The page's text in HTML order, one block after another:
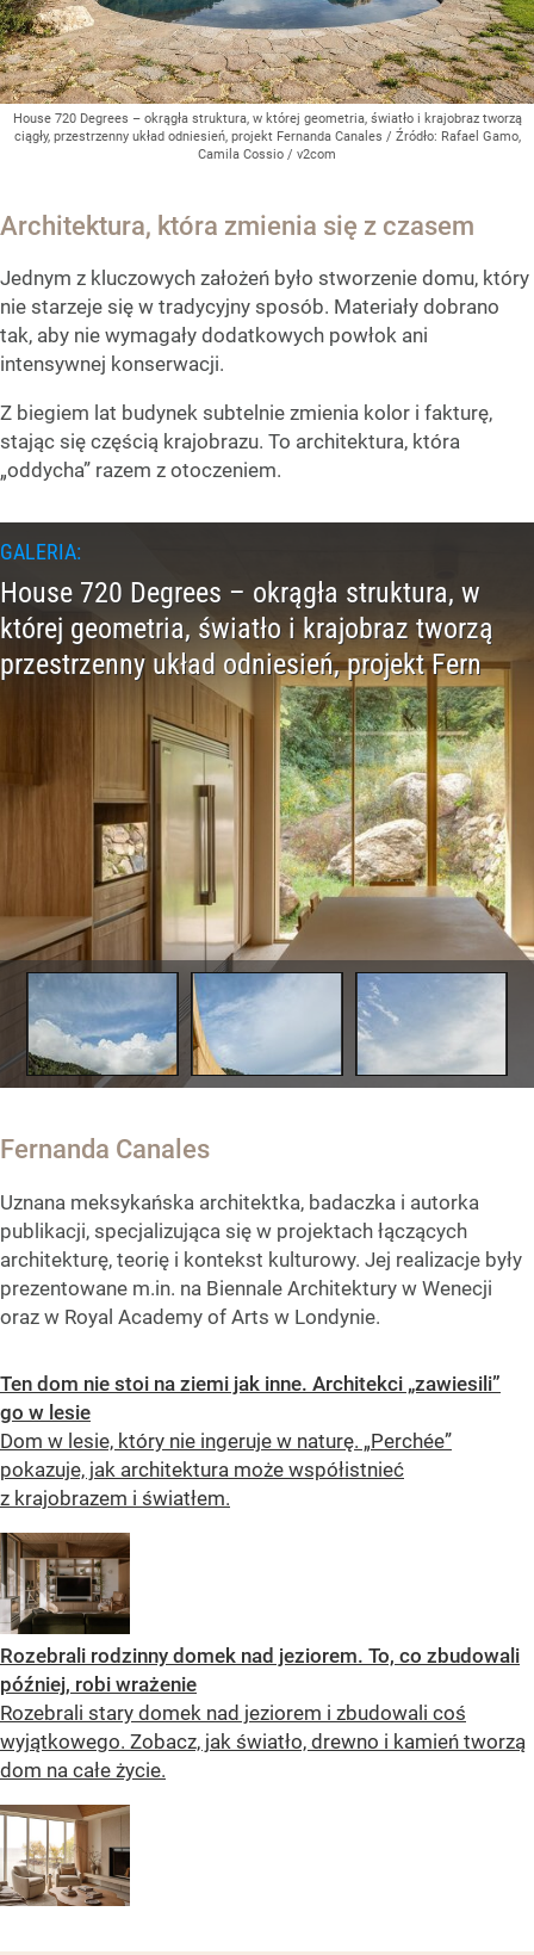
House 720 Degrees – okrągła struktura, w której geometria, światło i krajobraz tworzą
ciągły, przestrzenny układ odniesień, projekt Fernanda Canales / Źródło: Rafael Gamo,
Camila Cossio / v2com
Architektura, która zmienia się z czasem
Jednym z kluczowych założeń było stworzenie domu, który
nie starzeje się w tradycyjny sposób. Materiały dobrano
tak, aby nie wymagały dodatkowych powłok ani
intensywnej konserwacji.
Z biegiem lat budynek subtelnie zmienia kolor i fakturę,
stając się częścią krajobrazu. To architektura, która
„oddycha” razem z otoczeniem.
Fernanda Canales
Uznana meksykańska architektka, badaczka i autorka
publikacji, specjalizująca się w projektach łączących
architekturę, teorię i kontekst kulturowy. Jej realizacje były
prezentowane m.in. na Biennale Architektury w Wenecji
oraz w Royal Academy of Arts w Londynie.
Ten dom nie stoi na ziemi jak inne. Architekci „zawiesili”
go w lesie
Dom w lesie, który nie ingeruje w naturę. „Perchée”
pokazuje, jak architektura może współistnieć
z krajobrazem i światłem.
Rozebrali rodzinny domek nad jeziorem. To, co zbudowali
później, robi wrażenie
Rozebrali stary domek nad jeziorem i zbudowali coś
wyjątkowego. Zobacz, jak światło, drewno i kamień tworzą
dom na całe życie.